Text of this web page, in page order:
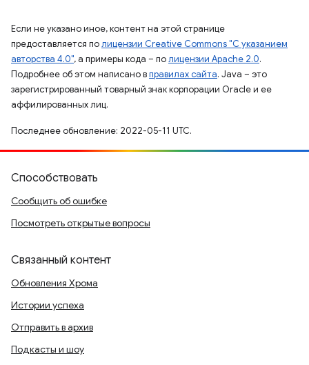
Если не указано иное, контент на этой странице
предоставляется полицензии Creative Commons "С указанием
авторства 4.0", а примеры кода – полицензии Apache 2.0.
Подробнее об этом написано вправилах сайта. Java – это
зарегистрированный товарный знак корпорации Oracle и ее
аффилированных лиц.
Последнее обновление: 2022-05-11 UTC.
Способствовать
Сообщить об ошибке
Посмотреть открытые вопросы
Связанный контент
Обновления Хрома
Истории успеха
Отправить в архив
Подкасты и шоу